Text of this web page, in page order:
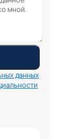
данных